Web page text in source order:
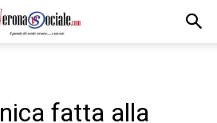
fatta alla